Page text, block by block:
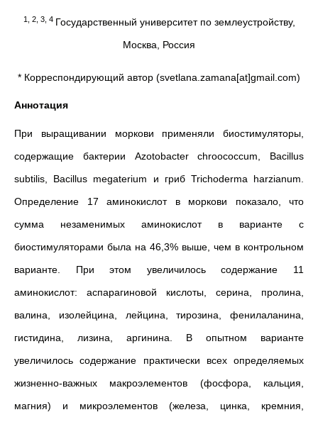
1, 2, 3, 4 Государственный университет по землеустройству,
Москва, Россия
* Корреспондирующий автор (svetlana.zamana[at]gmail.com)
Аннотация
При выращивании моркови применяли биостимуляторы,
содержащие бактерии Azotobacter chroococcum, Bacillus
subtilis, Bacillus megaterium и гриб Trichoderma harzianum.
Определение 17 аминокислот в моркови показало, что
сумма незаменимых аминокислот в варианте с
биостимуляторами была на 46,3% выше, чем в контрольном
варианте. При этом увеличилось содержание 11
аминокислот: аспарагиновой кислоты, серина, пролина,
валина, изолейцина, лейцина, тирозина, фенилаланина,
гистидина, лизина, аргинина. В опытном варианте
увеличилось содержание практически всех определяемых
жизненно-важных макроэлементов (фосфора, кальция,
магния) и микроэлементов (железа, цинка, кремния,